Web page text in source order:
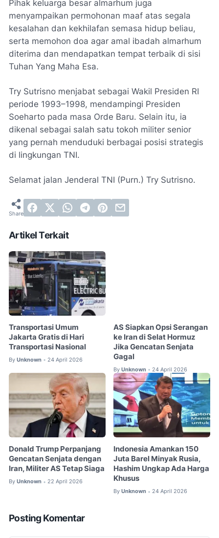
Pihak keluarga besar almarhum juga
menyampaikan permohonan maaf atas segala
kesalahan dan kekhilafan semasa hidup beliau,
serta memohon doa agar amal ibadah almarhum
diterima dan mendapatkan tempat terbaik di sisi
Tuhan Yang Maha Esa.
Try Sutrisno menjabat sebagai Wakil Presiden RI
periode 1993–1998, mendampingi Presiden
Soeharto pada masa Orde Baru. Selain itu, ia
dikenal sebagai salah satu tokoh militer senior
yang pernah menduduki berbagai posisi strategis
di lingkungan TNI.
Selamat jalan Jenderal TNI (Purn.) Try Sutrisno.
Artikel Terkait
Transportasi Umum
Jakarta Gratis di Hari
Transportasi Nasional
By Unknown • 24 April 2026
AS Siapkan Opsi Serangan
ke Iran di Selat Hormuz
Jika Gencatan Senjata
Gagal
By Unknown • 24 April 2026
Donald Trump Perpanjang
Gencatan Senjata dengan
Iran, Militer AS Tetap Siaga
By Unknown • 22 April 2026
Indonesia Amankan 150
Juta Barel Minyak Rusia,
Hashim Ungkap Ada Harga
Khusus
By Unknown • 24 April 2026
Posting Komentar